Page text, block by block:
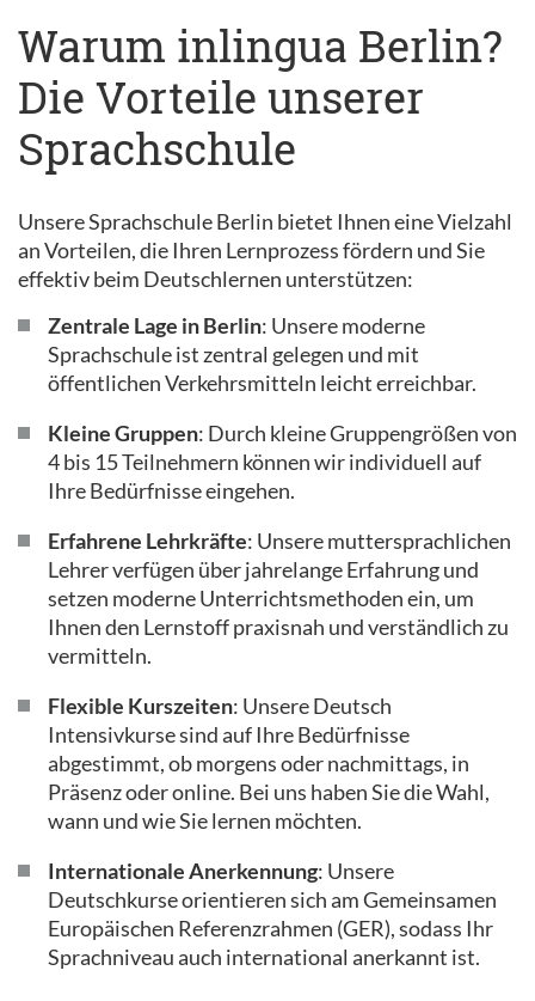
Warum inlingua Berlin?
Die Vorteile unserer
Sprachschule
Unsere Sprachschule Berlin bietet Ihnen eine Vielzahl
an Vorteilen, die Ihren Lernprozess fördern und Sie
effektiv beim Deutschlernen unterstützen:
Zentrale Lage in Berlin: Unsere moderne
Sprachschule ist zentral gelegen und mit
öffentlichen Verkehrsmitteln leicht erreichbar.
Kleine Gruppen: Durch kleine Gruppengrößen von
4 bis 15 Teilnehmern können wir individuell auf
Ihre Bedürfnisse eingehen.
Erfahrene Lehrkräfte: Unsere muttersprachlichen
Lehrer verfügen über jahrelange Erfahrung und
setzen moderne Unterrichtsmethoden ein, um
Ihnen den Lernstoff praxisnah und verständlich zu
vermitteln.
Flexible Kurszeiten: Unsere Deutsch
Intensivkurse sind auf Ihre Bedürfnisse
abgestimmt, ob morgens oder nachmittags, in
Präsenz oder online. Bei uns haben Sie die Wahl,
wann und wie Sie lernen möchten.
Internationale Anerkennung: Unsere
Deutschkurse orientieren sich am Gemeinsamen
Europäischen Referenzrahmen (GER), sodass Ihr
Sprachniveau auch international anerkannt ist.